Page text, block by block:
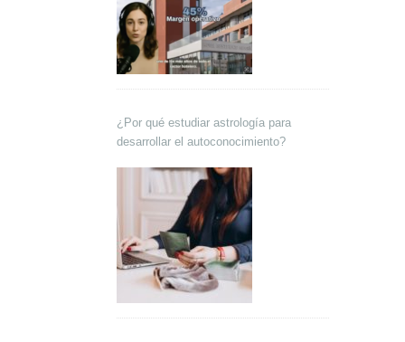
¿Por qué estudiar astrología para
desarrollar el autoconocimiento?